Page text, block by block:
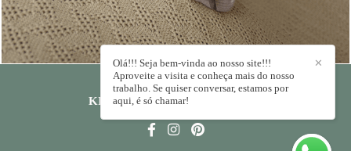
KIKA RODRIGUES
✕
Olá!!! Seja bem-vinda ao nosso site!!!
Aproveite a visita e conheça mais do nosso
trabalho. Se quiser conversar, estamos por
aqui, é só chamar!